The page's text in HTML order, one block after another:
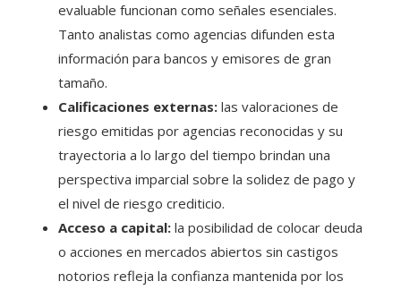
evaluable funcionan como señales esenciales.
Tanto analistas como agencias difunden esta
información para bancos y emisores de gran
tamaño.
Calificaciones externas: las valoraciones de
riesgo emitidas por agencias reconocidas y su
trayectoria a lo largo del tiempo brindan una
perspectiva imparcial sobre la solidez de pago y
el nivel de riesgo crediticio.
Acceso a capital: la posibilidad de colocar deuda
o acciones en mercados abiertos sin castigos
notorios refleja la confianza mantenida por los